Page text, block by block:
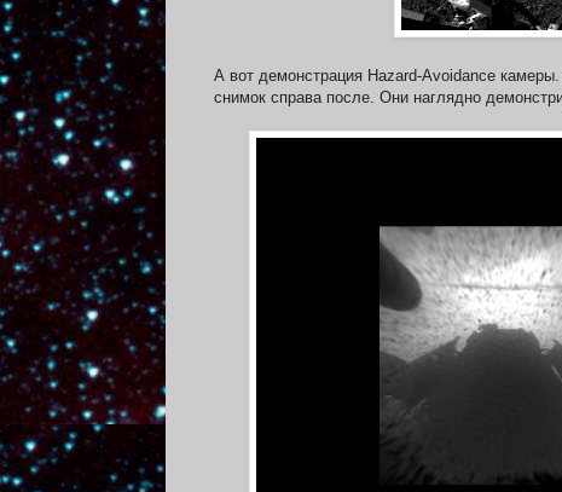
А вот демонстрация Hazard-Avoidance
снимок справа после. Они наглядно